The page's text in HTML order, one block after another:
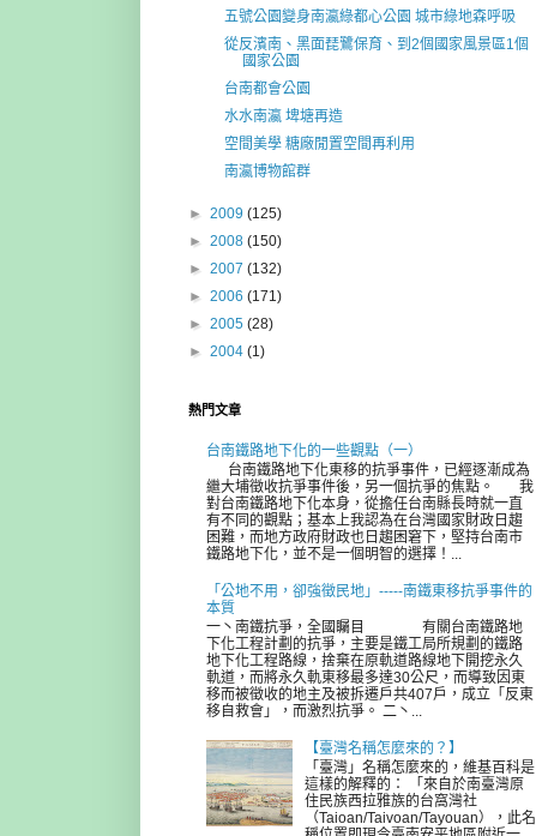
五號公園變身南瀛綠都心公園 城市綠地森呼吸
從反濱南、黑面琵鷺保育、到2個國家風景區1個
國家公園
台南都會公園
水水南瀛 埤塘再造
空間美學 糖廠閒置空間再利用
南瀛博物館群
► 2009 (125)
► 2008 (150)
► 2007 (132)
► 2006 (171)
► 2005 (28)
► 2004 (1)
熱門文章
台南鐵路地下化的一些觀點（一）
台南鐵路地下化東移的抗爭事件，已經逐漸成為
繼大埔徵收抗爭事件後，另一個抗爭的焦點。 我
對台南鐵路地下化本身，從擔任台南縣長時就一直
有不同的觀點；基本上我認為在台灣國家財政日趨
困難，而地方政府財政也日趨困窘下，堅持台南市
鐵路地下化，並不是一個明智的選擇！...
「公地不用，卻強徵民地」-----南鐵東移抗爭事件的
本質
一丶南鐵抗爭，全國矚目 有關台南鐵路地
下化工程計劃的抗爭，主要是鐵工局所規劃的鐵路
地下化工程路線，捨棄在原軌道路線地下開挖永久
軌道，而將永久軌東移最多達30公尺，而導致因東
移而被徵收的地主及被拆遷戶共407戶，成立「反東
移自救會」，而激烈抗爭。 二丶...
【臺灣名稱怎麼來的？】
「臺灣」名稱怎麼來的，維基百科是
這樣的解釋的： 「來自於南臺灣原
住民族西拉雅族的台窩灣社
（Taioan/Taivoan/Tayouan），此名